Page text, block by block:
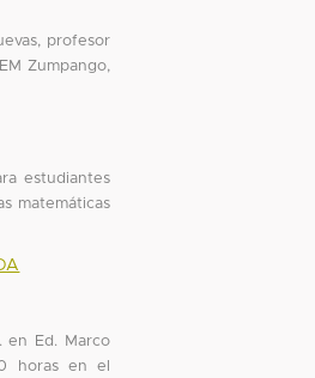
profesor
Zumpango,
estudiantes
matemáticas
en Ed. Marco
horas en el